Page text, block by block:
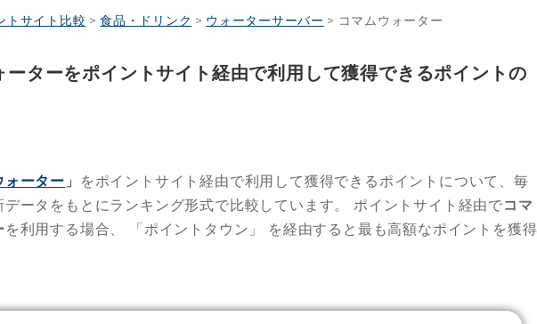
トサイト比較 >食品・ドリンク > ウォーターサーバー > コマムウォーター
ーターをポイントサイト経由で利用して獲得できるポイントの
ォーター 」
をポイントサイト経由で利用して獲得できるポイントについて、毎
データをもとにランキング形式で比較しています。 ポイントサイト経由でコマ
を利用する場合、 「ポイントタウン」
を経由すると最も高額なポイントを獲得